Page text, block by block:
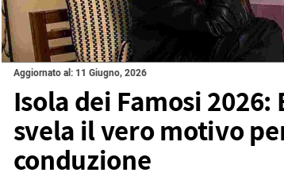
Aggiornato al: 11 Giugno, 2026
Isola dei Famosi
svela il vero motivo
conduzione